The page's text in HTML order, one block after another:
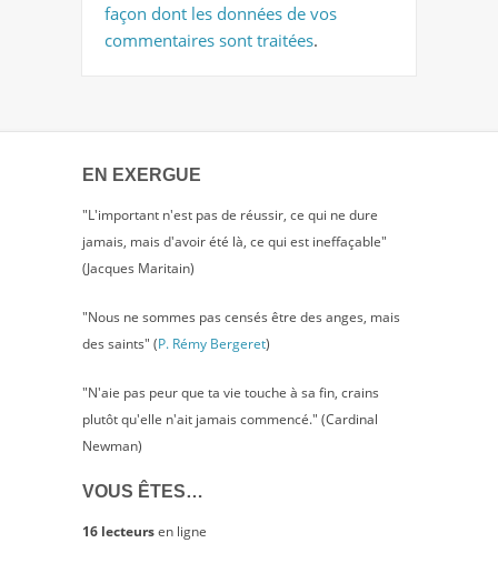
façon dont les données de vos
commentaires sont traitées.
EN EXERGUE
"L'important n'est pas de réussir, ce qui ne dure
jamais, mais d'avoir été là, ce qui est ineffaçable"
(Jacques Maritain)
"Nous ne sommes pas censés être des anges, mais
des saints" (P. Rémy Bergeret)
"N'aie pas peur que ta vie touche à sa fin, crains
plutôt qu'elle n'ait jamais commencé." (Cardinal
Newman)
VOUS ÊTES…
16 lecteursen ligne